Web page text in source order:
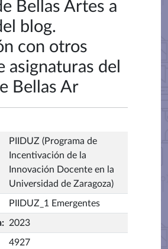
Bellas Artes a
blog.
con otros
asignaturas del
Bellas Ar
PIIDUZ (Programa de
Incentivación de la
Innovación Docente en la
Universidad de Zaragoza)
PIIDUZ_1 Emergentes
: 2023
4927